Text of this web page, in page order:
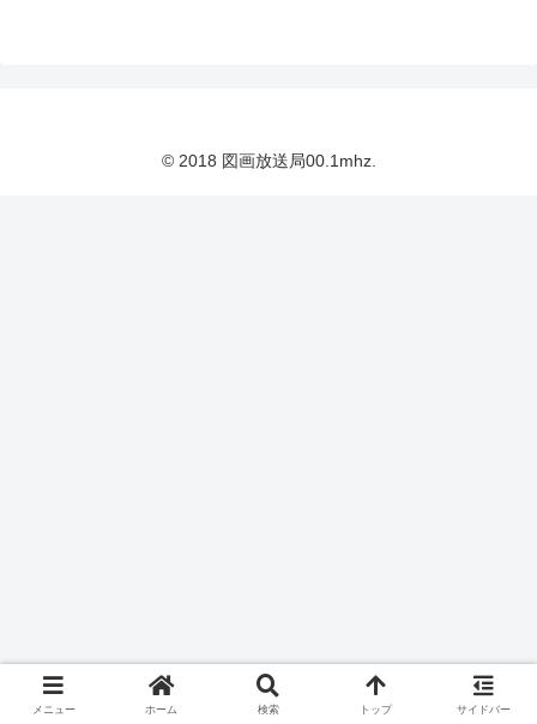
© 2018 図画放送局00.1mhz.
メニュー ホーム 検索 トップ サイドバー